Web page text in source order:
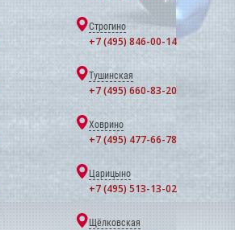
Строгино
+7 (495) 846-00-14
Тушинская
+7 (495) 660-83-20
Ховрино
+7 (495) 477-66-78
Царицыно
+7 (495) 513-13-02
Щёлковская